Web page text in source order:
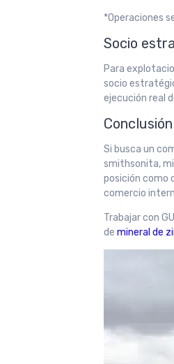
*Operaciones
Socio
Para
socio
ejecución real
Conclusión
Si busca un
smithsonita,
posición como
comercio
Trabajar con
demineral de